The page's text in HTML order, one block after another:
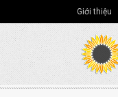
Giới thiệu